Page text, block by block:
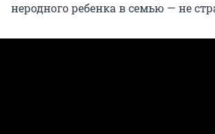
неродного ребенка в семью — не